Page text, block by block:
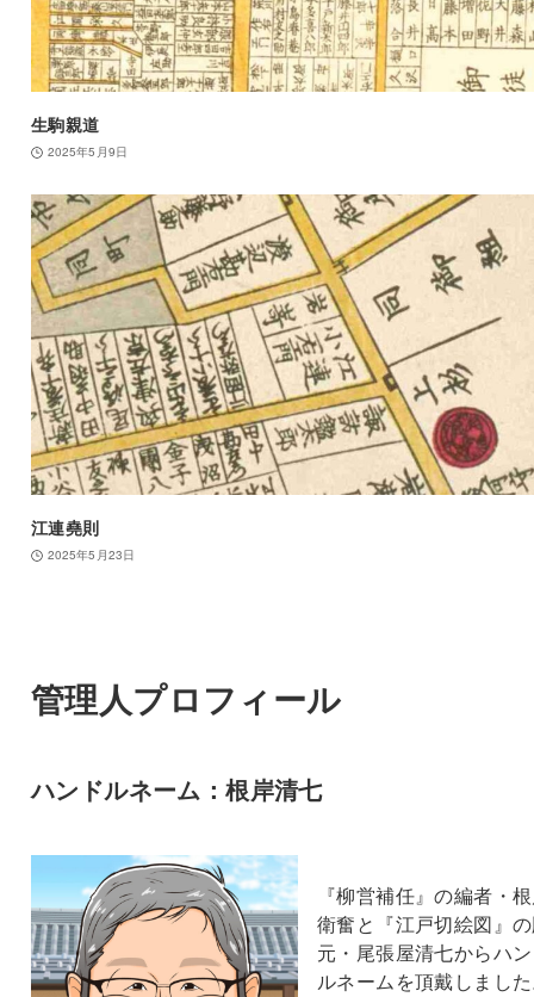
生駒親道
2025年5月9日
江連堯則
2025年5月23日
管理人プロフィール
ハンドルネーム：根岸清七
『柳営補任』の編者・
衛奮と『江戸切絵図』
元・尾張屋清七からハ
ルネームを頂戴しまし